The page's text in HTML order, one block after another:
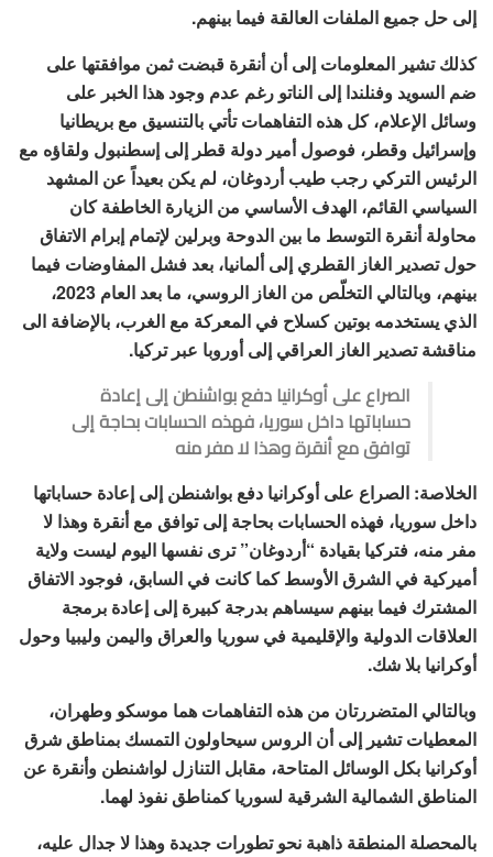
إلى حل جميع الملفات العالقة فيما بينهم.
كذلك تشير المعلومات إلى أن أنقرة قبضت ثمن موافقتها على
ضم السويد وفنلندا إلى الناتو رغم عدم وجود هذا الخبر على
وسائل الإعلام، كل هذه التفاهمات تأتي بالتنسيق مع بريطانيا
وإسرائيل وقطر، فوصول أمير دولة قطر إلى إسطنبول ولقاؤه مع
الرئيس التركي رجب طيب أردوغان، لم يكن بعيداً عن المشهد
السياسي القائم، الهدف الأساسي من الزيارة الخاطفة كان
محاولة أنقرة التوسط ما بين الدوحة وبرلين لإتمام إبرام الاتفاق
حول تصدير الغاز القطري إلى ألمانيا، بعد فشل المفاوضات فيما
بينهم، وبالتالي التخلّص من الغاز الروسي، ما بعد العام 2023،
الذي يستخدمه بوتين كسلاح في المعركة مع الغرب، بالإضافة الى
مناقشة تصدير الغاز العراقي إلى أوروبا عبر تركيا.
الصراع على أوكرانيا دفع بواشنطن إلى إعادة
حساباتها داخل سوريا، فهذه الحسابات بحاجة إلى
توافق مع أنقرة وهذا لا مفر منه
الخلاصة: الصراع على أوكرانيا دفع بواشنطن إلى إعادة حساباتها
داخل سوريا، فهذه الحسابات بحاجة إلى توافق مع أنقرة وهذا لا
مفر منه، فتركيا بقيادة “أردوغان” ترى نفسها اليوم ليست ولاية
أميركية في الشرق الأوسط كما كانت في السابق، فوجود الاتفاق
المشترك فيما بينهم سيساهم بدرجة كبيرة إلى إعادة برمجة
العلاقات الدولية والإقليمية في سوريا والعراق واليمن وليبيا وحول
أوكرانيا بلا شك.
وبالتالي المتضررتان من هذه التفاهمات هما موسكو وطهران،
المعطيات تشير إلى أن الروس سيحاولون التمسك بمناطق شرق
أوكرانيا بكل الوسائل المتاحة، مقابل التنازل لواشنطن وأنقرة عن
المناطق الشمالية الشرقية لسوريا كمناطق نفوذ لهما.
بالمحصلة المنطقة ذاهبة نحو تطورات جديدة وهذا لا جدال عليه،